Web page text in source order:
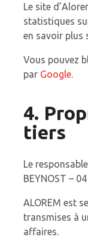
Le site
statistiques
en savoir plus
Vous pouvez
par Google.
4.
tiers
Le
BEYNOST –
ALOREM est
transmises à
affaires.